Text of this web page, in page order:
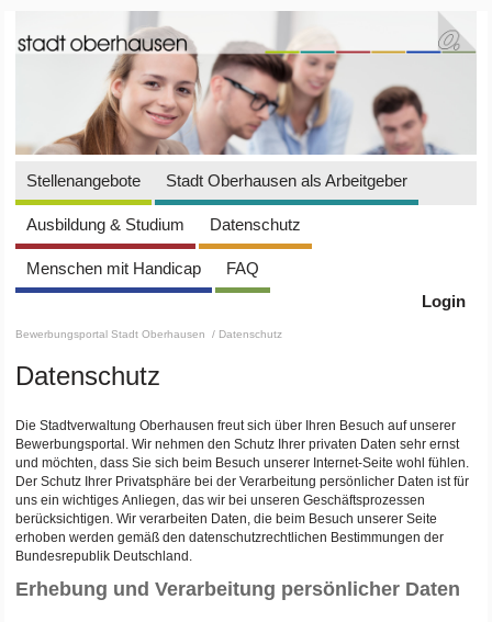
Stellenangebote Stadt Oberhausen als Arbeitgeber
Ausbildung & Studium Datenschutz
Menschen mit Handicap
FAQ
Login
Bewerbungsportal Stadt Oberhausen / Datenschutz
Datenschutz
Die Stadtverwaltung Oberhausen freut sich über Ihren Besuch auf unserer
Bewerbungsportal. Wir nehmen den Schutz Ihrer privaten Daten sehr ernst
und möchten, dass Sie sich beim Besuch unserer Internet-Seite wohl fühlen.
Der Schutz Ihrer Privatsphäre bei der Verarbeitung persönlicher Daten ist für
uns ein wichtiges Anliegen, das wir bei unseren Geschäftsprozessen
berücksichtigen. Wir verarbeiten Daten, die beim Besuch unserer Seite
erhoben werden gemäß den datenschutzrechtlichen Bestimmungen der
Bundesrepublik Deutschland.
Erhebung und Verarbeitung persönlicher Daten